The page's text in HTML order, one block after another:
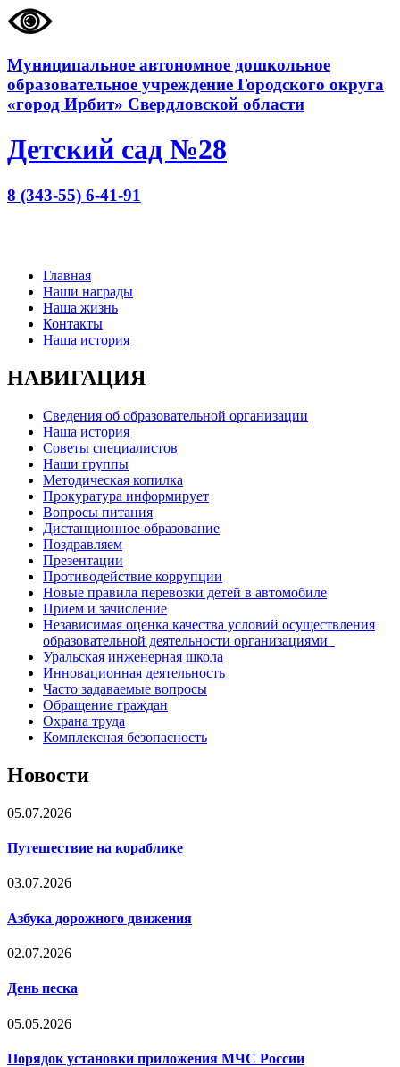
Муниципальное автономное дошкольное
образовательное учреждение Городского округа
«город Ирбит» Свердловской области
Детский сад №28
8 (343-55) 6-41-91
Главная
Наши награды
Наша жизнь
Контакты
Наша история
НАВИГАЦИЯ
Сведения об образовательной организации
Наша история
Советы специалистов
Наши группы
Методическая копилка
Прокуратура информирует
Вопросы питания
Дистанционное образование
Поздравляем
Презентации
Противодействие коррупции
Новые правила перевозки детей в автомобиле
Прием и зачисление
Независимая оценка качества условий осуществления
образовательной деятельности организациями
Уральская инженерная школа
Инновационная деятельность
Часто задаваемые вопросы
Обращение граждан
Охрана труда
Комплексная безопасность
Новости
05.07.2026
Путешествие на кораблике
03.07.2026
Азбука дорожного движения
02.07.2026
День песка
05.05.2026
Порядок установки приложения МЧС России